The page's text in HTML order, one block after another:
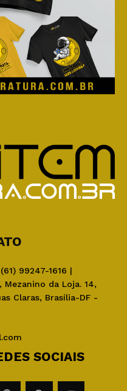
99247-1616 |
da Loja. 14,
Claras, Brasília-DF -
SOCIAIS